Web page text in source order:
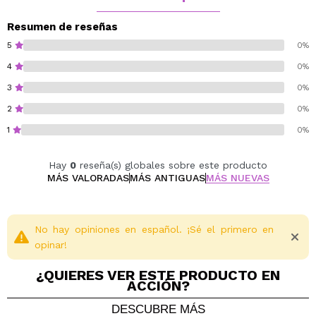
26mm x 26mm.
Cruelty free.
Vegan.
Gluten free.
Resumen de reseñas
5 0%
4 0%
3 0%
2 0%
1 0%
Hay 0 reseña(s) globales sobre este producto
MÁS VALORADASMÁS ANTIGUASMÁS NUEVAS
No hay opiniones en español. ¡Sé el primero en
opinar!
¿QUIERES VER ESTE PRODUCTO EN
ACCIÓN?
DESCUBRE MÁS